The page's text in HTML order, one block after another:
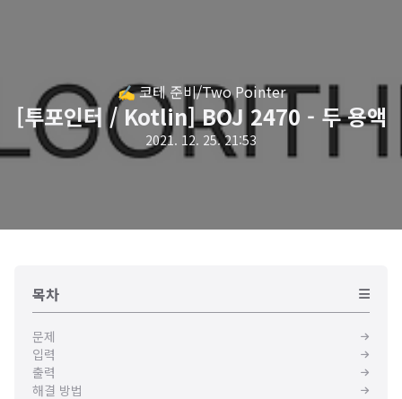
✍️ 코테 준비/Two Pointer
[투포인터 / Kotlin] BOJ 2470 - 두 용액
2021. 12. 25. 21:53
목차
문제
입력
출력
해결 방법